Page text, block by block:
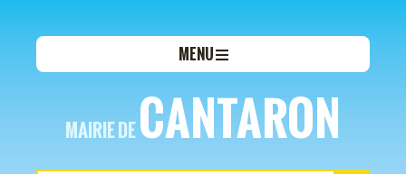
MENU
MAIRIE DECANTARON